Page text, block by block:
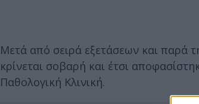
Μετά από σειρά εξετάσεων και παρά
κρίνεται σοβαρή και έτσι
Παθολογική Κλινική.